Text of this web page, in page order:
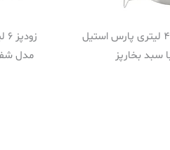
زودپز 4.5 لیتری پارس استیل
سبد بخارپز
مدل